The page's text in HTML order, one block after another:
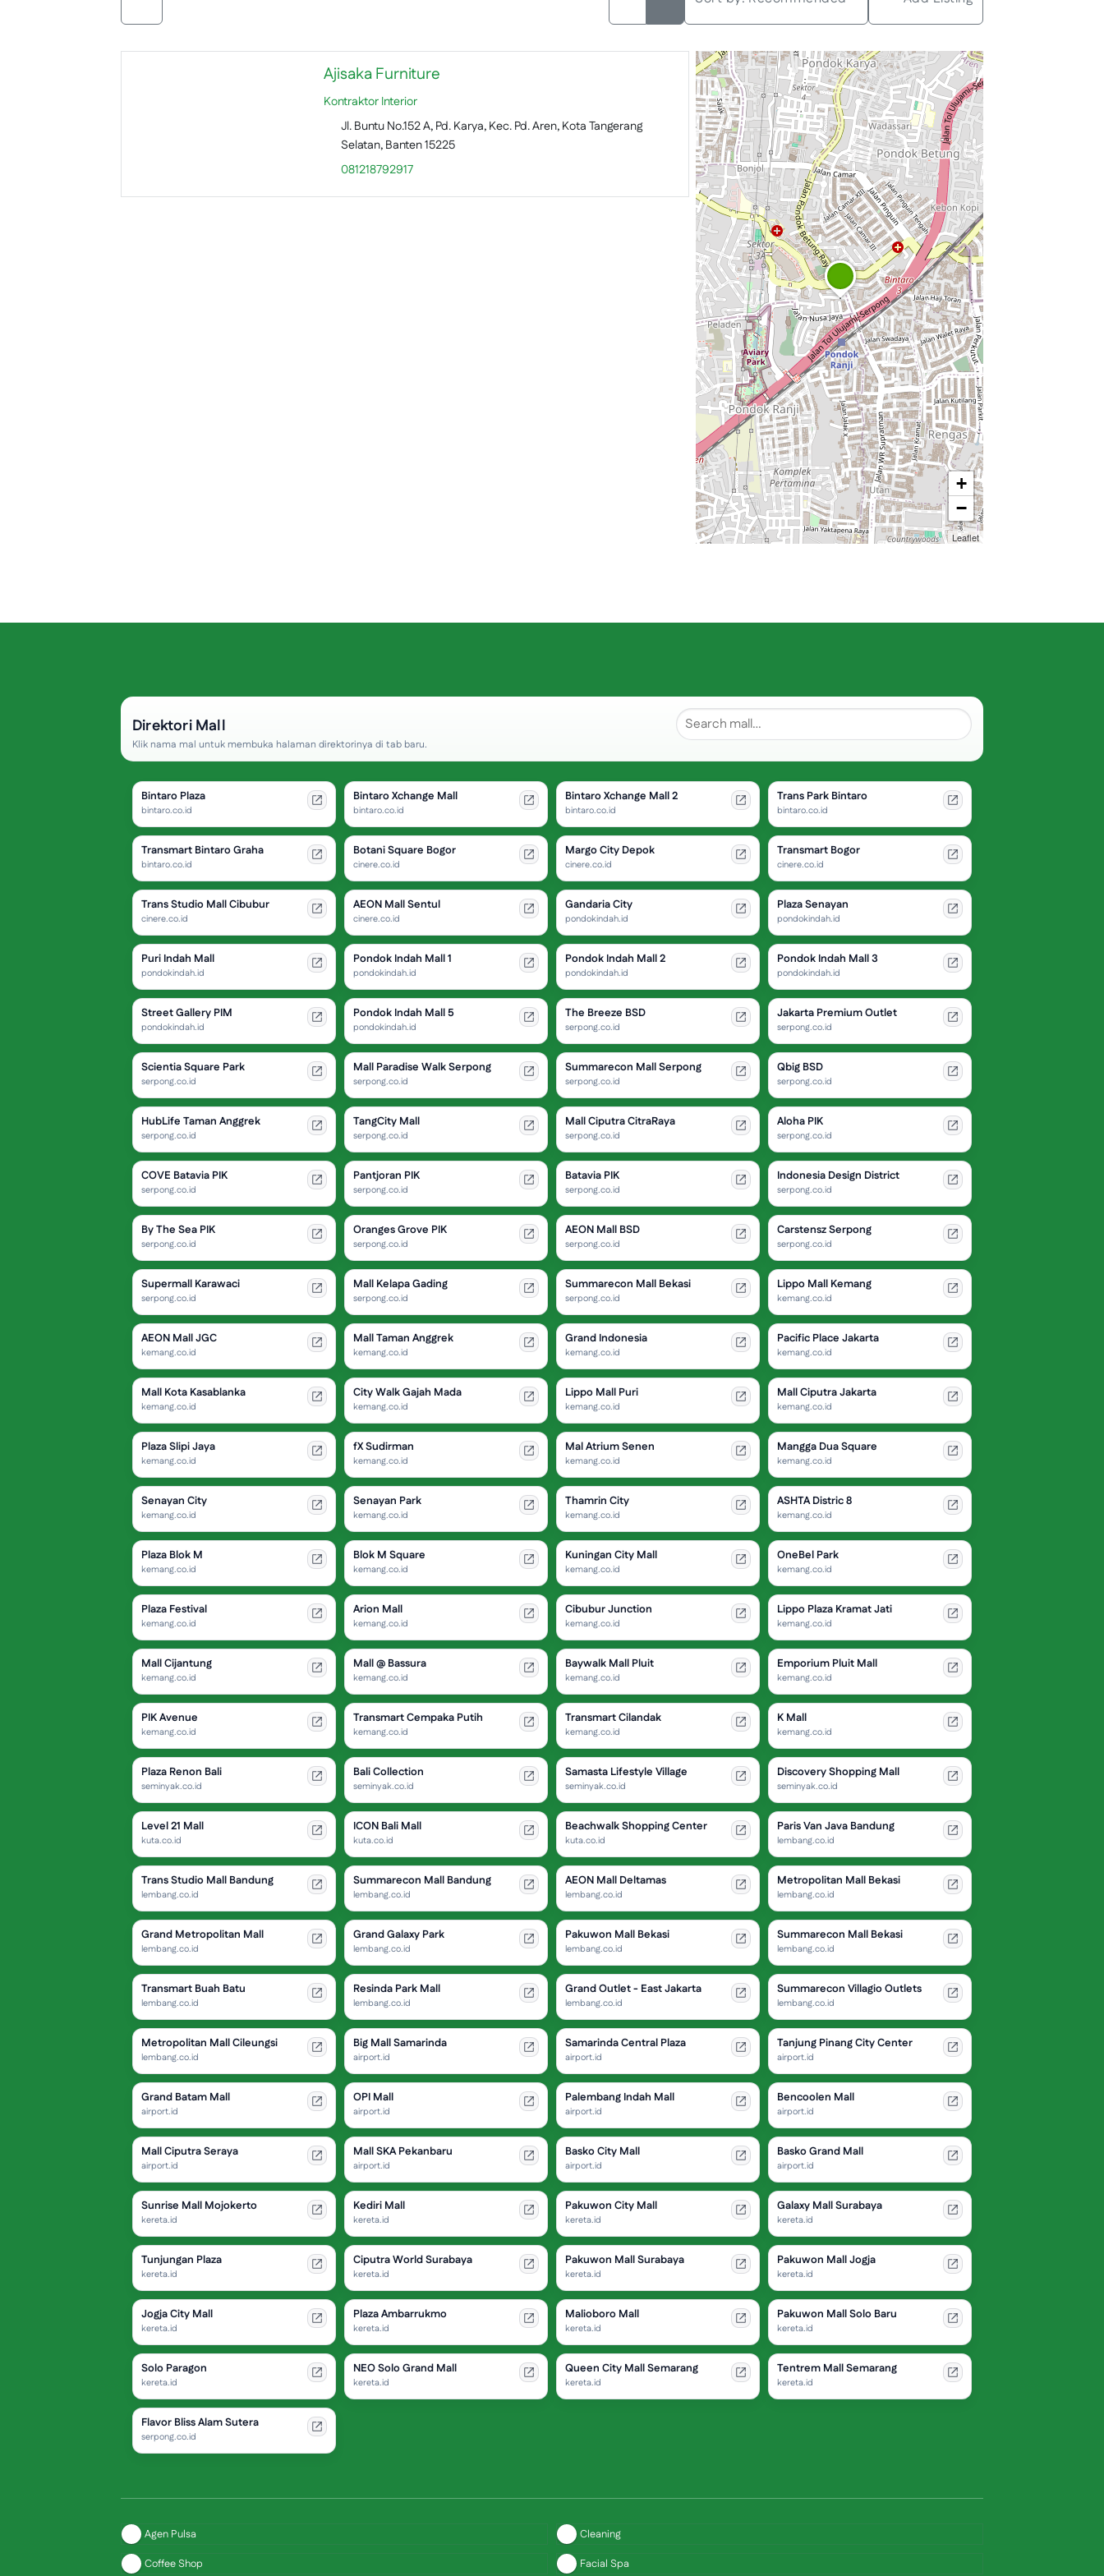
Ajisaka Furniture
Kontraktor Interior
Jl. Buntu No.152 A, Pd. Karya, Kec. Pd. Aren, Kota Tangerang
Selatan, Banten 15225
081218792917
+
−
Leaflet
Direktori Mall
Klik nama mal untuk membuka halaman direktorinya di tab baru.
Bintaro Plaza
bintaro.co.id
Bintaro Xchange Mall
bintaro.co.id
Bintaro Xchange Mall 2
bintaro.co.id
Trans Park Bintaro
bintaro.co.id
Transmart Bintaro Graha
bintaro.co.id
Botani Square Bogor
cinere.co.id
Margo City Depok
cinere.co.id
Transmart Bogor
cinere.co.id
Trans Studio Mall Cibubur
cinere.co.id
AEON Mall Sentul
cinere.co.id
Gandaria City
pondokindah.id
Plaza Senayan
pondokindah.id
Puri Indah Mall
pondokindah.id
Pondok Indah Mall 1
pondokindah.id
Pondok Indah Mall 2
pondokindah.id
Pondok Indah Mall 3
pondokindah.id
Street Gallery PIM
pondokindah.id
Pondok Indah Mall 5
pondokindah.id
The Breeze BSD
serpong.co.id
Jakarta Premium Outlet
serpong.co.id
Scientia Square Park
serpong.co.id
Mall Paradise Walk Serpong
serpong.co.id
Summarecon Mall Serpong
serpong.co.id
Qbig BSD
serpong.co.id
HubLife Taman Anggrek
serpong.co.id
TangCity Mall
serpong.co.id
Mall Ciputra CitraRaya
serpong.co.id
Aloha PIK
serpong.co.id
COVE Batavia PIK
serpong.co.id
Pantjoran PIK
serpong.co.id
Batavia PIK
serpong.co.id
Indonesia Design District
serpong.co.id
By The Sea PIK
serpong.co.id
Oranges Grove PIK
serpong.co.id
AEON Mall BSD
serpong.co.id
Carstensz Serpong
serpong.co.id
Supermall Karawaci
serpong.co.id
Mall Kelapa Gading
serpong.co.id
Summarecon Mall Bekasi
serpong.co.id
Lippo Mall Kemang
kemang.co.id
AEON Mall JGC
kemang.co.id
Mall Taman Anggrek
kemang.co.id
Grand Indonesia
kemang.co.id
Pacific Place Jakarta
kemang.co.id
Mall Kota Kasablanka
kemang.co.id
City Walk Gajah Mada
kemang.co.id
Lippo Mall Puri
kemang.co.id
Mall Ciputra Jakarta
kemang.co.id
Plaza Slipi Jaya
kemang.co.id
fX Sudirman
kemang.co.id
Mal Atrium Senen
kemang.co.id
Mangga Dua Square
kemang.co.id
Senayan City
kemang.co.id
Senayan Park
kemang.co.id
Thamrin City
kemang.co.id
ASHTA Distric 8
kemang.co.id
Plaza Blok M
kemang.co.id
Blok M Square
kemang.co.id
Kuningan City Mall
kemang.co.id
OneBel Park
kemang.co.id
Plaza Festival
kemang.co.id
Arion Mall
kemang.co.id
Cibubur Junction
kemang.co.id
Lippo Plaza Kramat Jati
kemang.co.id
Mall Cijantung
kemang.co.id
Mall @ Bassura
kemang.co.id
Baywalk Mall Pluit
kemang.co.id
Emporium Pluit Mall
kemang.co.id
PIK Avenue
kemang.co.id
Transmart Cempaka Putih
kemang.co.id
Transmart Cilandak
kemang.co.id
K Mall
kemang.co.id
Plaza Renon Bali
seminyak.co.id
Bali Collection
seminyak.co.id
Samasta Lifestyle Village
seminyak.co.id
Discovery Shopping Mall
seminyak.co.id
Level 21 Mall
kuta.co.id
ICON Bali Mall
kuta.co.id
Beachwalk Shopping Center
kuta.co.id
Paris Van Java Bandung
lembang.co.id
Trans Studio Mall Bandung
lembang.co.id
Summarecon Mall Bandung
lembang.co.id
AEON Mall Deltamas
lembang.co.id
Metropolitan Mall Bekasi
lembang.co.id
Grand Metropolitan Mall
lembang.co.id
Grand Galaxy Park
lembang.co.id
Pakuwon Mall Bekasi
lembang.co.id
Summarecon Mall Bekasi
lembang.co.id
Transmart Buah Batu
lembang.co.id
Resinda Park Mall
lembang.co.id
Grand Outlet - East Jakarta
lembang.co.id
Summarecon Villagio Outlets
lembang.co.id
Metropolitan Mall Cileungsi
lembang.co.id
Big Mall Samarinda
airport.id
Samarinda Central Plaza
airport.id
Tanjung Pinang City Center
airport.id
Grand Batam Mall
airport.id
OPI Mall
airport.id
Palembang Indah Mall
airport.id
Bencoolen Mall
airport.id
Mall Ciputra Seraya
airport.id
Mall SKA Pekanbaru
airport.id
Basko City Mall
airport.id
Basko Grand Mall
airport.id
Sunrise Mall Mojokerto
kereta.id
Kediri Mall
kereta.id
Pakuwon City Mall
kereta.id
Galaxy Mall Surabaya
kereta.id
Tunjungan Plaza
kereta.id
Ciputra World Surabaya
kereta.id
Pakuwon Mall Surabaya
kereta.id
Pakuwon Mall Jogja
kereta.id
Jogja City Mall
kereta.id
Plaza Ambarrukmo
kereta.id
Malioboro Mall
kereta.id
Pakuwon Mall Solo Baru
kereta.id
Solo Paragon
kereta.id
NEO Solo Grand Mall
kereta.id
Queen City Mall Semarang
kereta.id
Tentrem Mall Semarang
kereta.id
Flavor Bliss Alam Sutera
serpong.co.id
Agen Pulsa
Coffee Shop
Cleaning
Facial Spa